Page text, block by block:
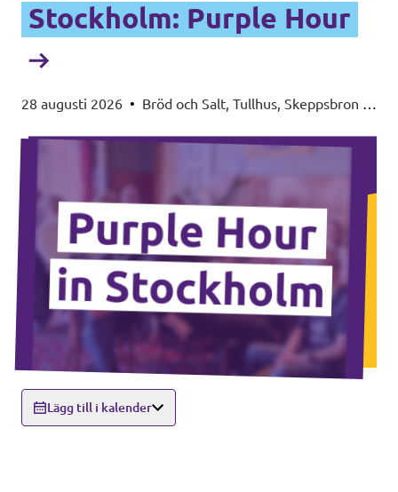
Stockholm: Purple Hour
28 augusti 2026 • Bröd och Salt, Tullhus, Skeppsbron 3,
Lägg till i kalender